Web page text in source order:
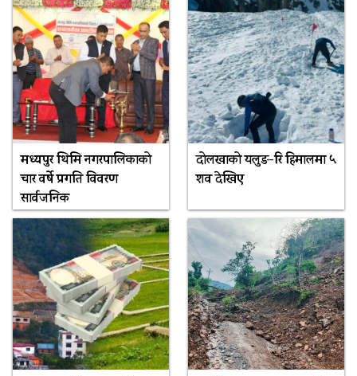
मध्यपुर थिमि नगरपालिकाको
चार वर्षे प्रगति विवरण
सार्वजनिक
दोलखाको यलुङ-रि हिमालमा ५
शव देखिए